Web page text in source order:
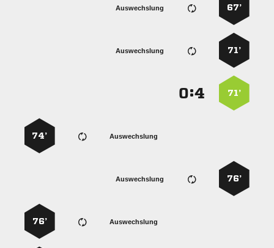
67’
Auswechslung
71’
Auswechslung
71’
:
Auswechslung
74’
76’
Auswechslung
Auswechslung
76’